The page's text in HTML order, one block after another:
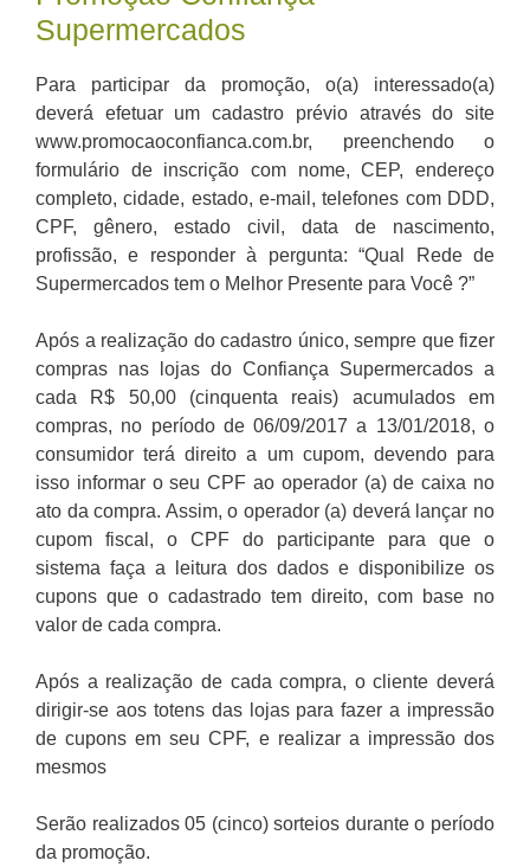
Supermercados
Para participar da promoção, o(a) interessado(a)
deverá efetuar um cadastro prévio através do site
www.promocaoconfianca.com.br, preenchendo o
formulário de inscrição com nome, CEP, endereço
completo, cidade, estado, e-mail, telefones com DDD,
CPF, gênero, estado civil, data de nascimento,
profissão, e responder à pergunta: “Qual Rede de
Supermercados tem o Melhor Presente para Você ?”
Após a realização do cadastro único, sempre que fizer
compras nas lojas do Confiança Supermercados a
cada R$ 50,00 (cinquenta reais) acumulados em
compras, no período de 06/09/2017 a 13/01/2018, o
consumidor terá direito a um cupom, devendo para
isso informar o seu CPF ao operador (a) de caixa no
ato da compra. Assim, o operador (a) deverá lançar no
cupom fiscal, o CPF do participante para que o
sistema faça a leitura dos dados e disponibilize os
cupons que o cadastrado tem direito, com base no
valor de cada compra.
Após a realização de cada compra, o cliente deverá
dirigir-se aos totens das lojas para fazer a impressão
de cupons em seu CPF, e realizar a impressão dos
mesmos
Serão realizados 05 (cinco) sorteios durante o período
da promoção.